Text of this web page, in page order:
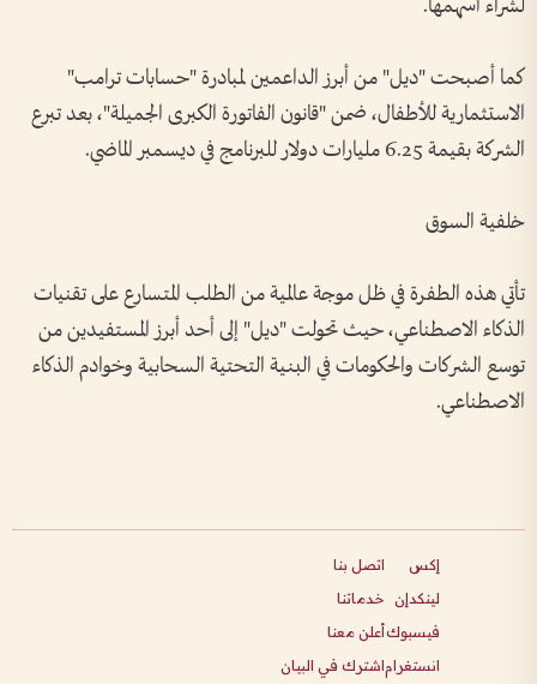
كما أصبحت "ديل" من أبرز الداعمين لمبادرة "حسابات ترامب"
الاستثمارية للأطفال، ضمن "قانون الفاتورة الكبرى الجميلة"، بعد تبرع
الشركة بقيمة 6.25 مليارات دولار للبرنامج في ديسمبر الماضي.
خلفية السوق
تأتي هذه الطفرة في ظل موجة عالمية من الطلب المتسارع على تقنيات
الذكاء الاصطناعي، حيث تحولت "ديل" إلى أحد أبرز المستفيدين من
توسع الشركات والحكومات في البنية التحتية السحابية وخوادم الذكاء
الاصطناعي.
إكس
لينكدإن
فيسبوك
انستغرام
اتصل بنا
خدماتنا
أعلن معنا
اشترك في البيان